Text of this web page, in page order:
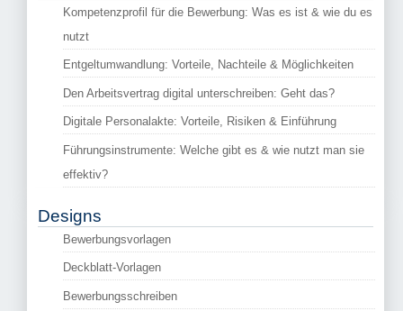
Kompetenzprofil für die Bewerbung: Was es ist & wie du es
nutzt
Entgeltumwandlung: Vorteile, Nachteile & Möglichkeiten
Den Arbeitsvertrag digital unterschreiben: Geht das?
Digitale Personalakte: Vorteile, Risiken & Einführung
Führungsinstrumente: Welche gibt es & wie nutzt man sie
effektiv?
Designs
Bewerbungsvorlagen
Deckblatt-Vorlagen
Bewerbungsschreiben